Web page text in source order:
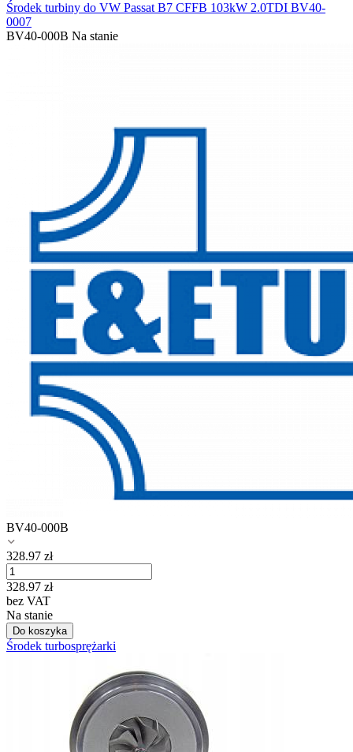
Środek turbiny do VW Passat B7 CFFB 103kW 2.0TDI BV40-
0007
BV40-000B Na stanie
BV40-000B
328.97 zł
328.97 zł
bez VAT
Na stanie
Do koszyka
Środek turbosprężarki